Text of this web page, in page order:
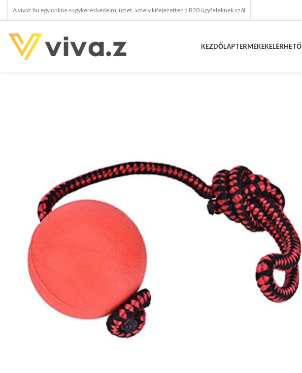
A vivaz.hu egy online nagykereskedelmi üzlet, amely kifejezetten a B2B ügyfeleknek szól
KEZDŐLAPTERMÉKEK